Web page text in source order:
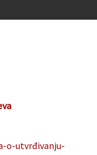
o-utvrđivanju-